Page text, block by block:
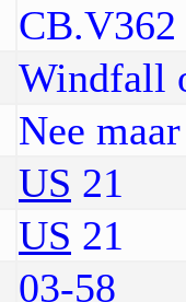
Windfall
Nee
US 21
US 21
03-58